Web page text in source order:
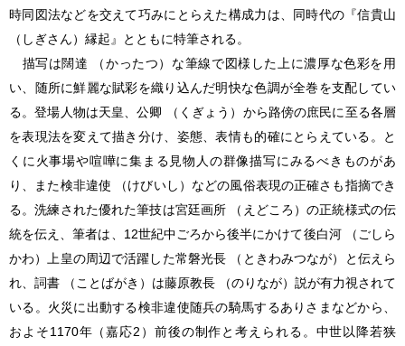
時同図法などを交えて巧みにとらえた構成力は、同時代の『信貴山
（しぎさん）縁起』とともに特筆される。
描写は闊達 （かったつ）な筆線で図様した上に濃厚な色彩を用
い、随所に鮮麗な賦彩を織り込んだ明快な色調が全巻を支配してい
る。登場人物は天皇、公卿 （くぎょう）から路傍の庶民に至る各層
を表現法を変えて描き分け、姿態、表情も的確にとらえている。と
くに火事場や喧嘩に集まる見物人の群像描写にみるべきものがあ
り、また検非違使 （けびいし）などの風俗表現の正確さも指摘でき
る。洗練された優れた筆技は宮廷画所 （えどころ）の正統様式の伝
統を伝え、筆者は、12世紀中ごろから後半にかけて後白河 （ごしら
かわ）上皇の周辺で活躍した常磐光長 （ときわみつなが）と伝えら
れ、詞書 （ことばがき）は藤原教長 （のりなが）説が有力視されて
いる。火災に出動する検非違使随兵の騎馬するありさまなどから、
およそ1170年（嘉応2）前後の制作と考えられる。中世以降若狭